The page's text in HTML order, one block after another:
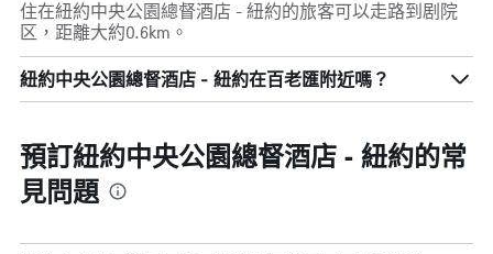
住在紐約中央公園總督酒店 - 紐約的旅客可以走路到剧院
区，距離大約0.6km。
紐約中央公園總督酒店 - 紐約在百老匯附近嗎？
預訂紐約中央公園總督酒店 - 紐約的常
見問題